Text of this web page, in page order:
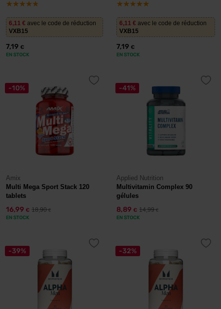
6,11 € avec le code de réduction
VXB15
7,19 €
EN STOCK
6,11 € avec le code de réduction
VXB15
7,19 €
EN STOCK
-10%
Amix
Multi Mega Sport Stack 120
tablets
16,99 € 18,90€
EN STOCK
-41%
Applied Nutrition
Multivitamin Complex 90
gélules
8,89 € 14,99€
EN STOCK
-39% -32%